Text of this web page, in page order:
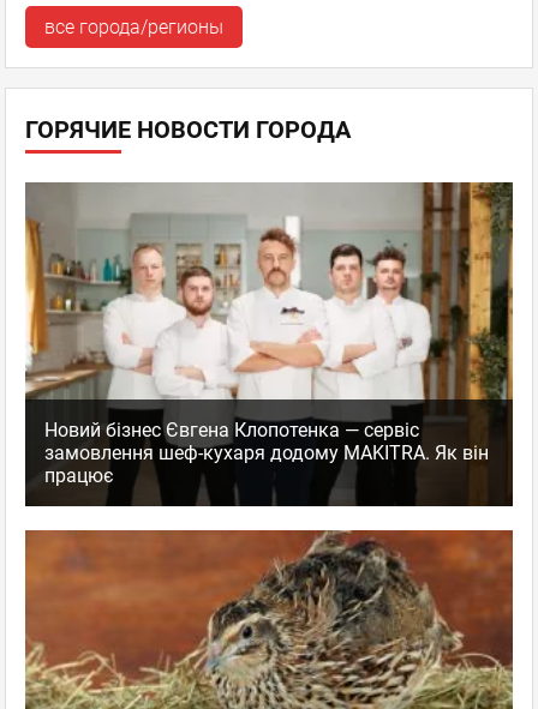
все города/регионы
ГОРЯЧИЕ НОВОСТИ ГОРОДА
Новий бізнес Євгена Клопотенка — сервіс
замовлення шеф-кухаря додому MAKITRA. Як він
працює